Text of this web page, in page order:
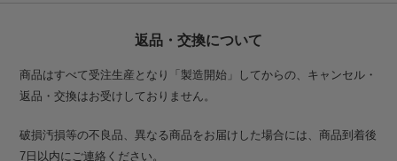
返品・交換について
商品はすべて受注生産となり「製造開始」してからの、キャンセル・
返品・交換はお受けしておりません。
破損汚損等の不良品、異なる商品をお届けした場合には、商品到着後
7日以内にご連絡ください。